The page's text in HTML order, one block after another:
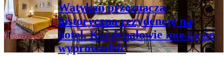
Watykan przeznacza
historyczną rezydencję na
hotel. Kardynałowie muszą się
wyprowadzić